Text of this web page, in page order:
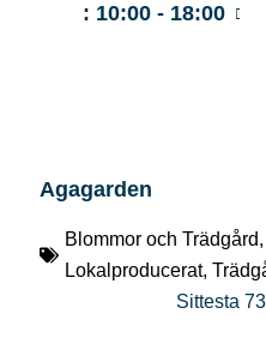
: 10:00 - 18:00
Agagarden
Blommor och Trädgård,
Lokalproducerat,
Sittesta 73